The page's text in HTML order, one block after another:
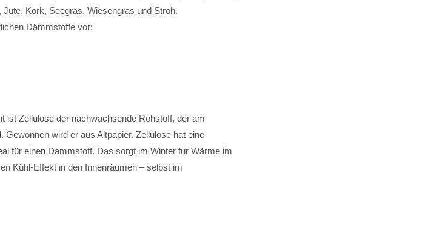
Kork, Seegras, Wiesengras und Stroh.
Dämmstoffe vor:
ist Zellulose der nachwachsende Rohstoff, der am
wird er aus Altpapier. Zellulose hat eine
für einen Dämmstoff. Das sorgt im Winter für Wärme im
Kühl-Effekt in den Innenräumen – selbst im